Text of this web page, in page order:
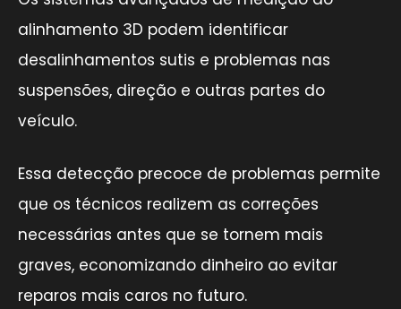
alinhamento 3D podem identificar
desalinhamentos sutis e problemas nas
suspensões, direção e outras partes do
veículo.
Essa detecção precoce de problemas permite
que os técnicos realizem as correções
necessárias antes que se tornem mais
graves, economizando dinheiro ao evitar
reparos mais caros no futuro.